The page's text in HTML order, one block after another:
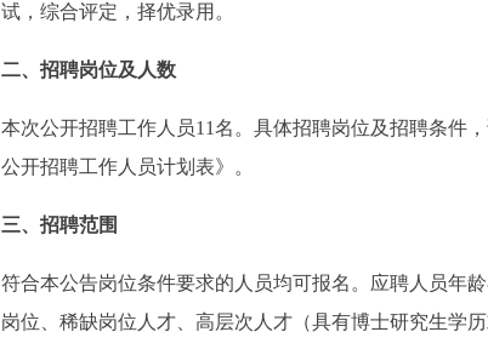
试，综合评定，择优录用。
二、招聘岗位及人数
本次公开招聘工作人员11名。具体招聘岗位及招聘条件
公开招聘工作人员计划表》。
三、招聘范围
符合本公告岗位条件要求的人员均可报名。应聘人员年
岗位、稀缺岗位人才、高层次人才（具有博士研究生学